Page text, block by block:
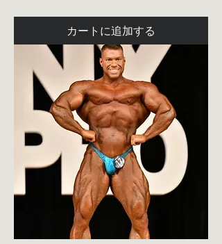
カートに追加する